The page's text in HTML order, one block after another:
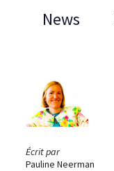
News
Écrit par
Pauline Neerman